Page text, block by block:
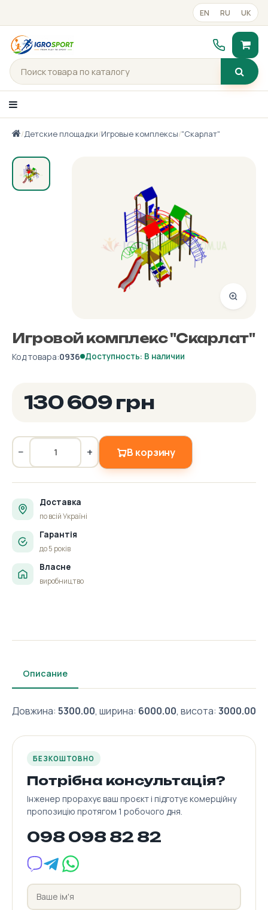
EN RU UK
Каталог товаров
Портфолио
/Детские площадки/Игровые комплексы/"Скарлат"
Игровой комплекс "Скарлат"
Код товара:0936 Доступность: В наличии
130 609 грн
− + В корзину
Доставка
по всій Україні
Гарантія
до 5 років
Власне
виробництво
Описание
Довжина: 5300.00, ширина: 6000.00, висота: 3000.00
БЕЗКОШТОВНО
Потрібна консультація?
Інженер прорахує ваш проєкт і підготує комерційну
пропозицію протягом 1 робочого дня.
098 098 82 82